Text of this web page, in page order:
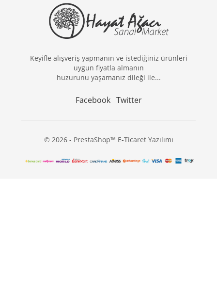
Keyifle alışveriş yapmanın ve istediğiniz ürünleri
uygun fiyatla almanın
huzurunu yaşamanız dileği ile...
Facebook Twitter
© 2026 - PrestaShop™ E-Ticaret Yazılımı